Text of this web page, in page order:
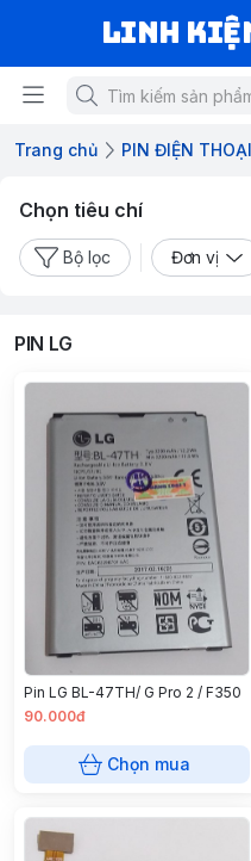
LINH
Trang chủ PIN ĐIỆN THOẠI
Chọn tiêu chí
Bộ lọc Đơn vị
PIN LG
Pin LG BL-47TH/ G Pro 2 / F350
90.000đ
Chọn mua